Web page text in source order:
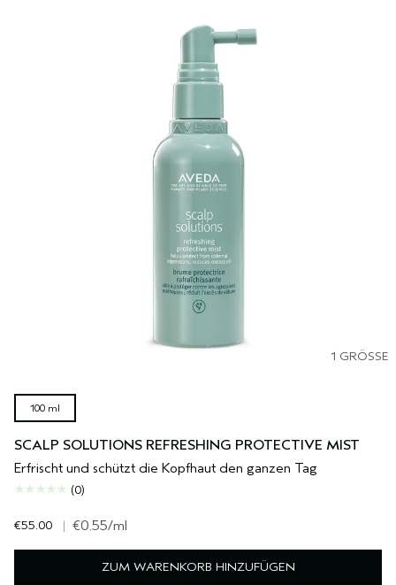
1 GRÖSSE
100 ml
SCALP SOLUTIONS REFRESHING PROTECTIVE MIST
Erfrischt und schützt die Kopfhaut den ganzen Tag
(0)
€55.00 | €0.55/ml
ZUM WARENKORB HINZUFÜGEN